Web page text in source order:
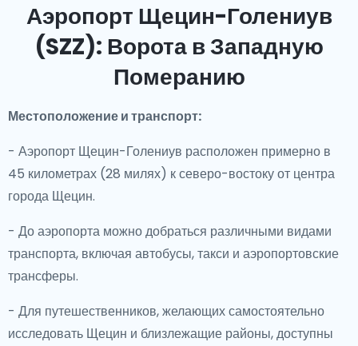
Аэропорт Щецин-Голениув
(SZZ): Ворота в Западную
Померанию
Местоположение и транспорт:
- Аэропорт Щецин-Голениув расположен примерно в
45 километрах (28 милях) к северо-востоку от центра
города Щецин.
- До аэропорта можно добраться различными видами
транспорта, включая автобусы, такси и аэропортовские
трансферы.
- Для путешественников, желающих самостоятельно
исследовать Щецин и близлежащие районы, доступны